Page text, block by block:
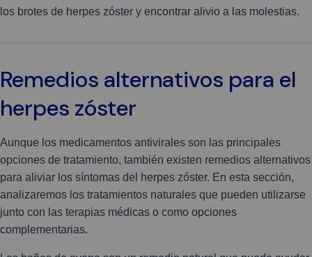
los brotes de herpes zóster y encontrar alivio a las molestias.
Remedios alternativos para el
herpes zóster
Aunque los medicamentos antivirales son las principales
opciones de tratamiento, también existen remedios alternativos
para aliviar los síntomas del herpes zóster. En esta sección,
analizaremos los tratamientos naturales que pueden utilizarse
junto con las terapias médicas o como opciones
complementarias.